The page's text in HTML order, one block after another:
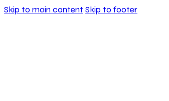
Skip to main content Skip to footer